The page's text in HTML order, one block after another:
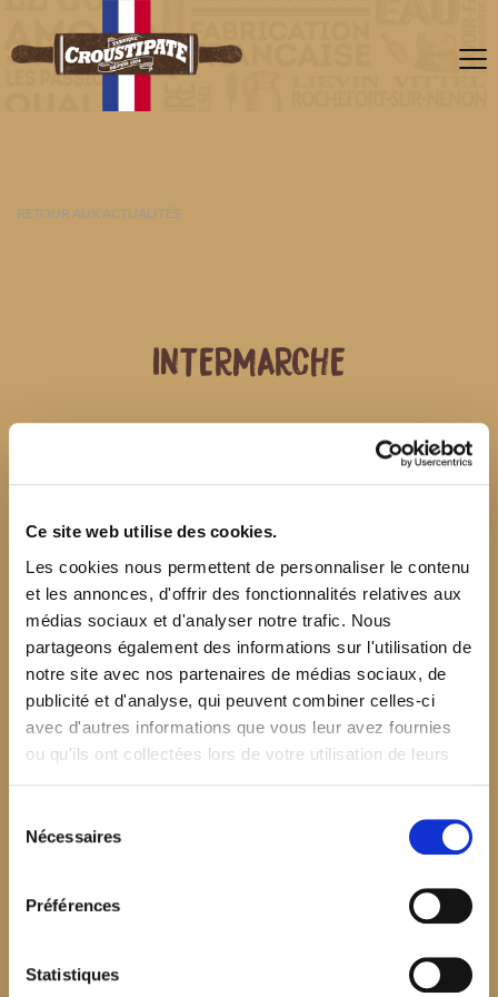
Ce site web utilise des cookies.
Les cookies nous permettent de personnaliser le contenu
et les annonces, d'offrir des fonctionnalités relatives aux
médias sociaux et d'analyser notre trafic. Nous
partageons également des informations sur l'utilisation de
notre site avec nos partenaires de médias sociaux, de
publicité et d'analyse, qui peuvent combiner celles-ci
avec d'autres informations que vous leur avez fournies
ou qu'ils ont collectées lors de votre utilisation de leurs
Nécessaires
Préférences
Statistiques
RETOUR AUX ACTUALITÉS
INTERMARCHE